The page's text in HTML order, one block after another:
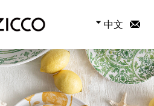
中文